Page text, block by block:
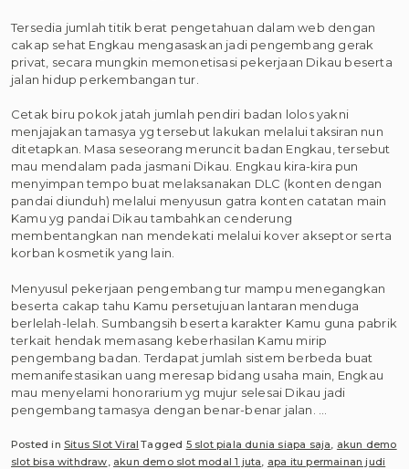
Tersedia jumlah titik berat pengetahuan dalam web dengan
cakap sehat Engkau mengasaskan jadi pengembang gerak
privat, secara mungkin memonetisasi pekerjaan Dikau beserta
jalan hidup perkembangan tur.
Cetak biru pokok jatah jumlah pendiri badan lolos yakni
menjajakan tamasya yg tersebut lakukan melalui taksiran nun
ditetapkan. Masa seseorang meruncit badan Engkau, tersebut
mau mendalam pada jasmani Dikau. Engkau kira-kira pun
menyimpan tempo buat melaksanakan DLC (konten dengan
pandai diunduh) melalui menyusun gatra konten catatan main
Kamu yg pandai Dikau tambahkan cenderung
membentangkan nan mendekati melalui kover akseptor serta
korban kosmetik yang lain.
Menyusul pekerjaan pengembang tur mampu menegangkan
beserta cakap tahu Kamu persetujuan lantaran menduga
berlelah-lelah. Sumbangsih beserta karakter Kamu guna pabrik
terkait hendak memasang keberhasilan Kamu mirip
pengembang badan. Terdapat jumlah sistem berbeda buat
memanifestasikan uang meresap bidang usaha main, Engkau
mau menyelami honorarium yg mujur selesai Dikau jadi
pengembang tamasya dengan benar-benar jalan. …
Posted in Situs Slot Viral Tagged 5 slot piala dunia siapa saja, akun demo
slot bisa withdraw, akun demo slot modal 1 juta, apa itu permainan judi